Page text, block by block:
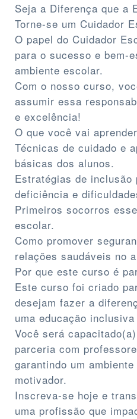
Seja a Diferença que a
Torne-se um Cuidador
O papel do Cuidador
para o sucesso e bem-
ambiente escolar.
Com o nosso curso,
assumir essa
e excelência!
O que você vai
Técnicas de cuidado e
básicas dos alunos.
Estratégias de inclusão
deficiência e
Primeiros socorros
escolar.
Como promover
relações saudáveis no
Por que este curso é
Este curso foi criado
desejam fazer a
uma educação
Você será
parceria com
garantindo um
motivador.
Inscreva-se hoje e
uma profissão que